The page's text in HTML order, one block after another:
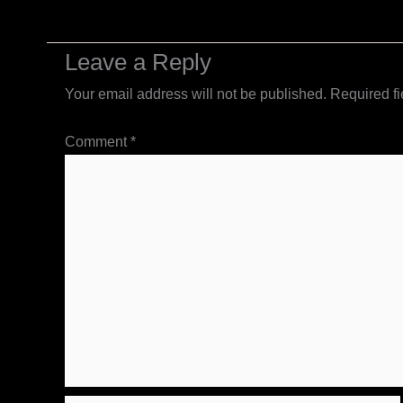
Leave a Reply
Your email address will not be published. Required
Comment*